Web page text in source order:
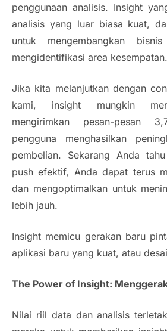
penggunaan analisis. Insight
analisis yang luar biasa kuat,
untuk mengembangkan
mengidentifikasi area kesempatan.
Jika kita melanjutkan dengan
kami, insight mungkin
mengirimkan pesan-pesan
pengguna menghasilkan
pembelian. Sekarang Anda
push efektif, Anda dapat terus
dan mengoptimalkan untuk
lebih jauh.
Insight memicu gerakan baru
aplikasi baru yang kuat, atau
The Power of Insight:
Nilai riil data dan analisis